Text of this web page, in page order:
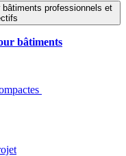
professionnels et
bâtiments